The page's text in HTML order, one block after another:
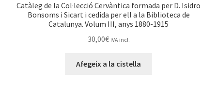
Catàleg de la Col·lecció Cervàntica formada per D. Isidro
Bonsoms i Sicart i cedida per ell a la Biblioteca de
Catalunya. Volum III, anys 1880-1915
30,00€ IVA incl.
Afegeix a la cistella